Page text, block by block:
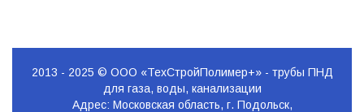
2013 - 2025 © ООО «ТехСтройПолимер+» - трубы ПНД
для газа, воды, канализации
Адрес: Московская область, г. Подольск,